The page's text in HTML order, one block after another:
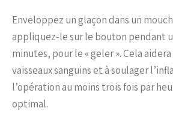
Enveloppez un glaçon dans un
appliquez-le sur le bouton pendant
minutes, pour le « geler ». Cela
vaisseaux sanguins et à soulager
l’opération au moins trois fois par
optimal.